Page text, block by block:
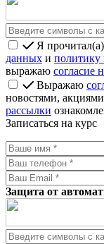
Я прочитал(а)
данных и политику
выражаю согласие
Выражаю
новостями,
рассылки
Записаться на курс
Защита от